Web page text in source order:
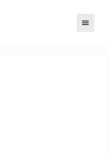
MENU